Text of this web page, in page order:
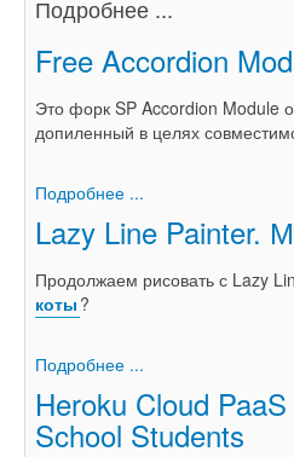
Подробнее ...
Free Accordion
Это форк SP Accordion Module
допиленный в целях
Подробнее ...
Lazy Line Painter.
Продолжаем рисовать с Lazy
коты ?
Подробнее ...
Heroku Cloud
School Students